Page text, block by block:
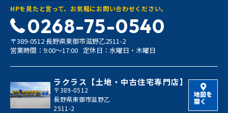
HPを見たと言って、お気軽にお問い合わせください。
0268-75-0540
〒389-0512 長野県東御市滋野乙2511-2
営業時間：9:00〜17:00 定休日：水曜日・木曜日
ラクラス【土地・中古住宅専門店】
〒389-0512
長野県東御市滋野乙
2511-2
地図を
開く